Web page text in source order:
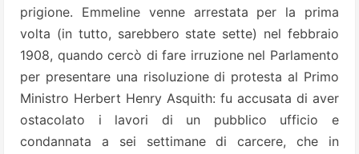
prigione. Emmeline venne arrestata per la prima
volta (in tutto, sarebbero state sette) nel febbraio
1908, quando cercò di fare irruzione nel Parlamento
per presentare una risoluzione di protesta al Primo
Ministro Herbert Henry Asquith: fu accusata di aver
ostacolato i lavori di un pubblico ufficio e
condannata a sei settimane di carcere, che in